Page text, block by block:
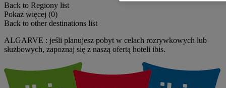
Back to Regiony list
Pokaż więcej (0)
Back to other destinations list
ALGARVE : jeśli planujesz pobyt w celach rozrywkowych lub
służbowych, zapoznaj się z naszą ofertą hoteli ibis.